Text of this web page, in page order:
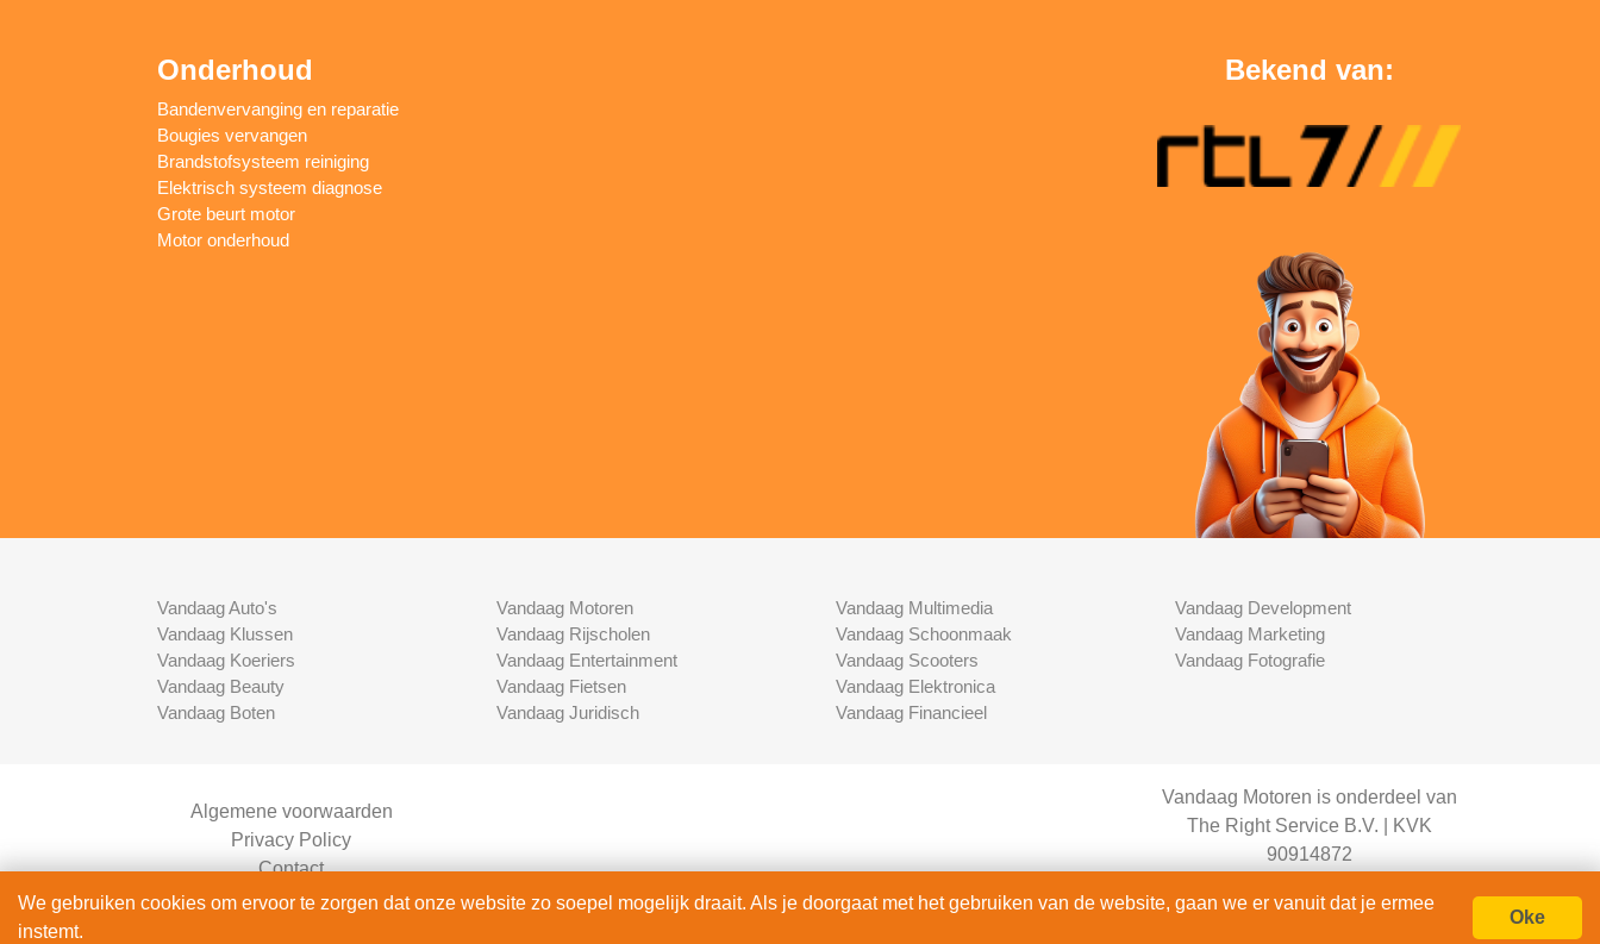
Onderhoud
Bandenvervanging en reparatie
Bougies vervangen
Brandstofsysteem reiniging
Elektrisch systeem diagnose
Grote beurt motor
Motor onderhoud
Bekend van:
Vandaag Auto's
Vandaag Klussen
Vandaag Koeriers
Vandaag Beauty
Vandaag Boten
Vandaag Motoren
Vandaag Rijscholen
Vandaag Entertainment
Vandaag Fietsen
Vandaag Juridisch
Vandaag Multimedia
Vandaag Schoonmaak
Vandaag Scooters
Vandaag Elektronica
Vandaag Financieel
Vandaag Development
Vandaag Marketing
Vandaag Fotografie
Algemene voorwaarden
Privacy Policy
Contact
Bedrijven Inlog
Vandaag Motoren is onderdeel van
The Right Service B.V. | KVK
90914872
alle rechten voorbehouden.
We gebruiken cookies om ervoor te zorgen dat onze website zo soepel mogelijk draait. Als je doorgaat met het gebruiken van de website, gaan we er vanuit dat je ermee
instemt.
Oke